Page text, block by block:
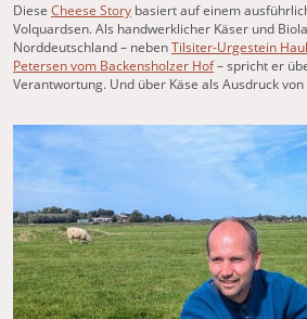
Diese Cheese Story basiert auf einem
Volquardsen. Als handwerklicher Käser und
Norddeutschland – nebenTilsiter-Urgestein
Petersen vom Backensholzer Hof– spricht er
Verantwortung. Und über Käse als Ausdruck